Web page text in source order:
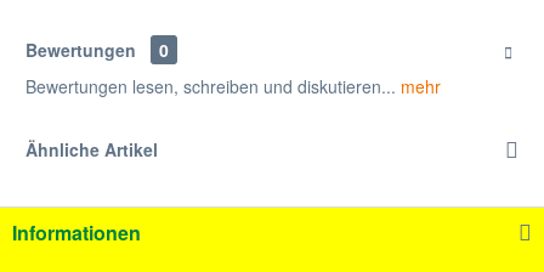
Bewertungen
0
Bewertungen lesen, schreiben und diskutieren... mehr
Ähnliche Artikel
Informationen